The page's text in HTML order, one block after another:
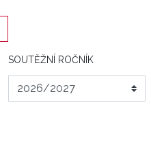
SOUTĚŽNÍ ROČNÍK